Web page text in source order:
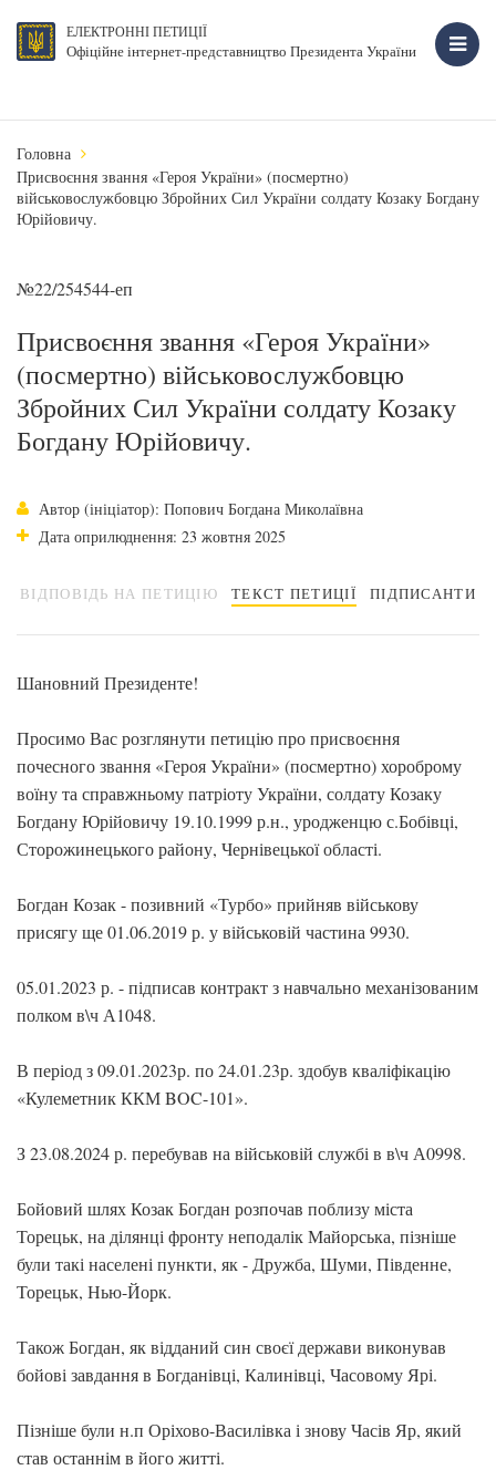
ЕЛЕКТРОННІ ПЕТИЦІЇ
Офіційне інтернет-представництво Президента України
Головна
Присвоєння звання «Героя України» (посмертно)
військовослужбовцю Збройних Сил України солдату Козаку Богдану
Юрійовичу.
№22/254544-еп
Присвоєння звання «Героя України»
(посмертно) військовослужбовцю
Збройних Сил України солдату Козаку
Богдану Юрійовичу.
Автор (ініціатор): Попович Богдана Миколаївна
Дата оприлюднення: 23 жовтня 2025
ВІДПОВІДЬ НА ПЕТИЦІЮ ТЕКСТ ПЕТИЦІЇ ПІДПИСАНТИ
Шановний Президенте!
Просимо Вас розглянути петицію про присвоєння
почесного звання «Героя України» (посмертно) хороброму
воїну та справжньому патріоту України, солдату Козаку
Богдану Юрійовичу 19.10.1999 р.н., уродженцю с.Бобівці,
Сторожинецького району, Чернівецької області.
Богдан Козак - позивний «Турбо» прийняв військову
присягу ще 01.06.2019 р. у військовій частина 9930.
05.01.2023 р. - підписав контракт з навчально механізованим
полком в\ч А1048.
В період з 09.01.2023р. по 24.01.23р. здобув кваліфікацію
«Кулеметник ККМ BOC-101».
З 23.08.2024 р. перебував на військовій службі в в\ч А0998.
Бойовий шлях Козак Богдан розпочав поблизу міста
Торецьк, на ділянці фронту неподалік Майорська, пізніше
були такі населені пункти, як - Дружба, Шуми, Південне,
Торецьк, Нью-Йорк.
Також Богдан, як відданий син своєї держави виконував
бойові завдання в Богданівці, Калинівці, Часовому Ярі.
Пізніше були н.п Оріхово-Василівка і знову Часів Яр, який
став останнім в його житті.